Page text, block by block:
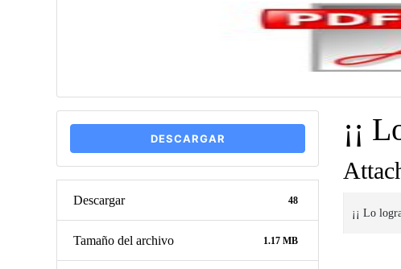
DESCARGAR
Descargar 48
Tamaño del archivo 1.17 MB
¡¡
¡¡ Lo